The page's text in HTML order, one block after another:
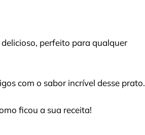
perfeito para qualquer
com o sabor incrível desse prato.
ficou a sua receita!